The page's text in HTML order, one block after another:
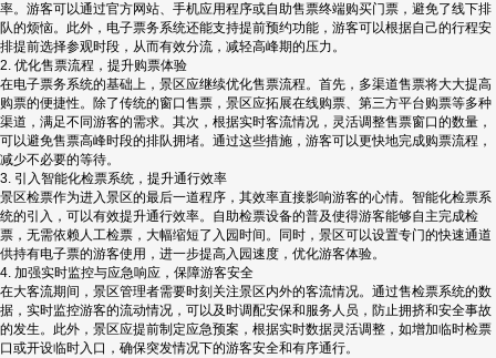
率。游客可以通过官方网站、手机应用程序或自助售票终端购买门票，避免了线下排
队的烦恼。此外，电子票务系统还能支持提前预约功能，游客可以根据自己的行程安
排提前选择参观时段，从而有效分流，减轻高峰期的压力。
2. 优化售票流程，提升购票体验
在电子票务系统的基础上，景区应继续优化售票流程。首先，多渠道售票将大大提高
购票的便捷性。除了传统的窗口售票，景区应拓展在线购票、第三方平台购票等多种
渠道，满足不同游客的需求。其次，根据实时客流情况，灵活调整售票窗口的数量，
可以避免售票高峰时段的排队拥堵。通过这些措施，游客可以更快地完成购票流程，
减少不必要的等待。
3. 引入智能化检票系统，提升通行效率
景区检票作为进入景区的最后一道程序，其效率直接影响游客的心情。智能化检票系
统的引入，可以有效提升通行效率。自助检票设备的普及使得游客能够自主完成检
票，无需依赖人工检票，大幅缩短了入园时间。同时，景区可以设置专门的快速通道
供持有电子票的游客使用，进一步提高入园速度，优化游客体验。
4. 加强实时监控与应急响应，保障游客安全
在大客流期间，景区管理者需要时刻关注景区内外的客流情况。通过售检票系统的数
据，实时监控游客的流动情况，可以及时调配安保和服务人员，防止拥挤和安全事故
的发生。此外，景区应提前制定应急预案，根据实时数据灵活调整，如增加临时检票
口或开设临时入口，确保突发情况下的游客安全和有序通行。